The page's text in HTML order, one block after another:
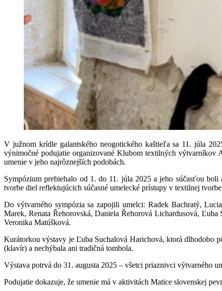
V južnom krídle galantského neogotického kaštieľa sa 11. júla
výnimočné podujatie organizované Klubom textilných výtvarníkov
umenie v jeho najrôznejších podobách.
Sympózium prebiehalo od 1. do 11. júla 2025 a jeho súčasťou
tvorbe diel reflektujúcich súčasné umelecké prístupy v textilnej
Do výtvarného sympózia sa zapojili umelci: Radek Bachratý,
Marek, Renata Řehorovská, Daniela Řehorová Lichardusová,
Veronika Matúšková.
Kurátorkou výstavy je Ľuba Suchalová Harichová, ktorá dlhodobo
(klavír) a nechýbala ani tradičná tombola.
Výstava potrvá do 31. augusta 2025 – všetci priaznivci výtvarného
Podujatie dokazuje, že umenie má v aktivitách Matice slovenskej